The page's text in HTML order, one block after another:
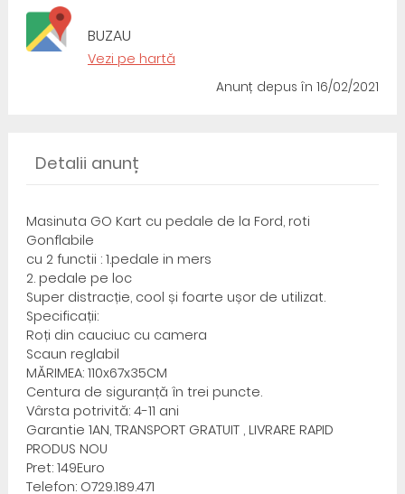
BUZAU
Vezi pe hartă
Anunț depusîn 16/02/2021
Detalii anunț
Masinuta GO Kart cu pedale de la Ford, roti
Gonflabile
cu 2 functii : 1.pedale in mers
2. pedale pe loc
Super distracție, cool și foarte ușor de utilizat.
Specificații:
Roți din cauciuc cu camera
Scaun reglabil
MĂRIMEA: 110x67x35CM
Centura de siguranță în trei puncte.
Vârsta potrivită: 4-11 ani
Garantie 1AN, TRANSPORT GRATUIT , LIVRARE RAPID
PRODUS NOU
Pret: 149Euro
Telefon: O729.189.471